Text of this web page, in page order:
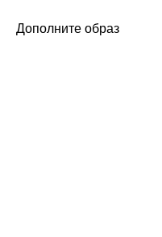
Дополните образ